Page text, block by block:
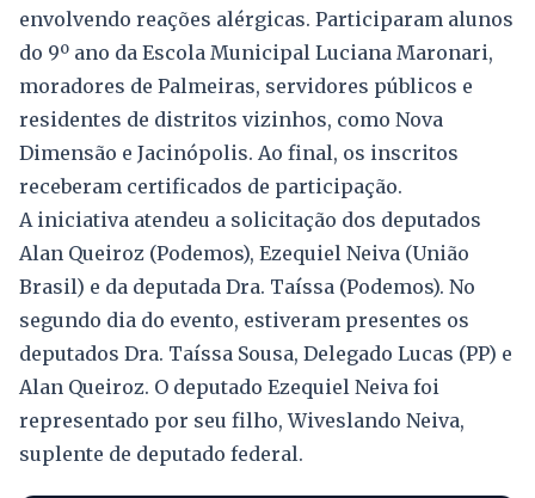
envolvendo reações alérgicas. Participaram alunos
do 9º ano da Escola Municipal Luciana Maronari,
moradores de Palmeiras, servidores públicos e
residentes de distritos vizinhos, como Nova
Dimensão e Jacinópolis. Ao final, os inscritos
receberam certificados de participação.
A iniciativa atendeu a solicitação dos deputados
Alan Queiroz (Podemos), Ezequiel Neiva (União
Brasil) e da deputada Dra. Taíssa (Podemos). No
segundo dia do evento, estiveram presentes os
deputados Dra. Taíssa Sousa, Delegado Lucas (PP) e
Alan Queiroz. O deputado Ezequiel Neiva foi
representado por seu filho, Wiveslando Neiva,
suplente de deputado federal.